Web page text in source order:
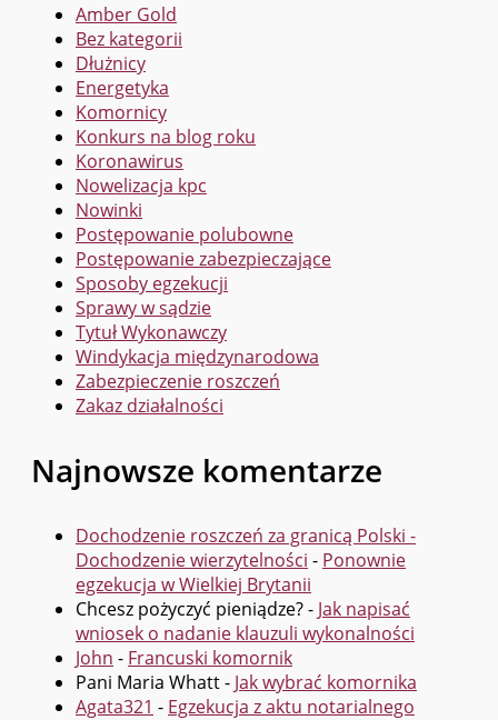
Amber Gold
Bez kategorii
Dłużnicy
Energetyka
Komornicy
Konkurs na blog roku
Koronawirus
Nowelizacja kpc
Nowinki
Postępowanie polubowne
Postępowanie zabezpieczające
Sposoby egzekucji
Sprawy w sądzie
Tytuł Wykonawczy
Windykacja międzynarodowa
Zabezpieczenie roszczeń
Zakaz działalności
Najnowsze komentarze
Dochodzenie roszczeń za granicą Polski -
Dochodzenie wierzytelności - Ponownie
egzekucja w Wielkiej Brytanii
Chcesz pożyczyć pieniądze?- Jak napisać
wniosek o nadanie klauzuli wykonalności
John - Francuski komornik
Pani Maria Whatt- Jak wybrać komornika
Agata321 - Egzekucja z aktu notarialnego